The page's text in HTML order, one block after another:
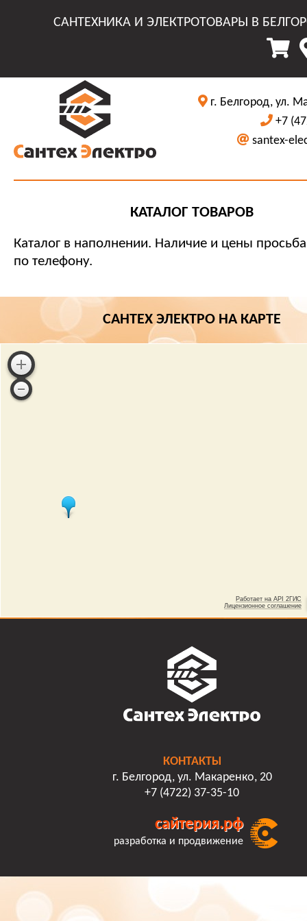
САНТЕХНИКА И ЭЛЕКТРОТОВАРЫ В
г. Белгород, ул.
+7
santex-
КАТАЛОГ ТОВАРОВ
Каталог в наполнении. Наличие и цены просьба
по телефону.
САНТЕХ ЭЛЕКТРО НА КАРТЕ
КОНТАКТЫ
г. Белгород, ул. Макаренко, 20
+7 (4722) 37-35-10
сайтерия.рф
разработка и продвижение